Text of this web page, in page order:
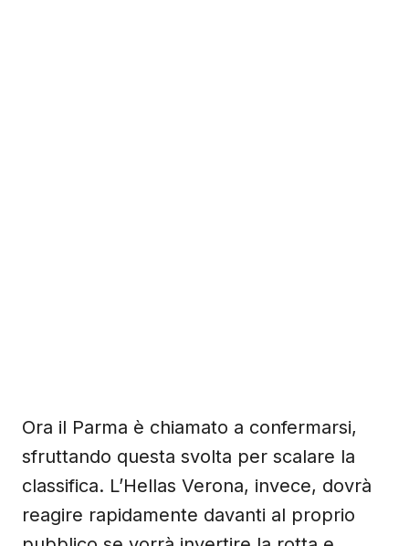
Ora il Parma è chiamato a confermarsi,
sfruttando questa svolta per scalare la
classifica. L’Hellas Verona, invece, dovrà
reagire rapidamente davanti al proprio